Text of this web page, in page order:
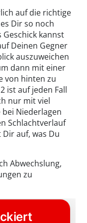
auf die richtige
Dir so noch
Geschick kannst
Deinen Gegner
auszuweichen
dann mit einer
von hinten zu
ist auf jeden Fall
nur mit viel
Niederlagen
Schlachtverlauf
auf, was Du
Abwechslung,
zu